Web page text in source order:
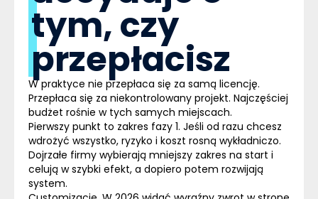
tym, czy
przepłacisz
W praktyce nie przepłaca się za samą licencję.
Przepłaca się za niekontrolowany projekt. Najczęściej
budżet rośnie w tych samych miejscach.
Pierwszy punkt to zakres fazy 1. Jeśli od razu chcesz
wdrożyć wszystko, ryzyko i koszt rosną wykładniczo.
Dojrzałe firmy wybierają mniejszy zakres na start i
celują w szybki efekt, a dopiero potem rozwijają
system.